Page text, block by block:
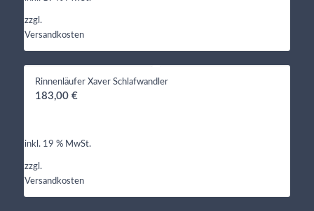
zzgl.
Versandkosten
Rinnenläufer Xaver Schlafwandler
183,00 €
inkl. 19 % MwSt.
zzgl.
Versandkosten